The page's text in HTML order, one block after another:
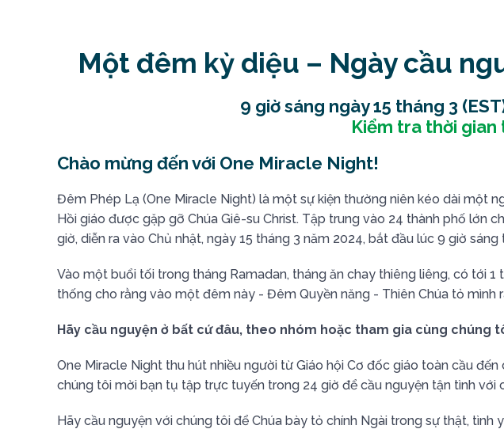
Một đêm kỳ diệu – Ngày cầu
9 giờ sáng ngày 15 tháng 3
Kiểm tra thời
Chào mừng đến với One Miracle Night!
Đêm Phép Lạ (One Miracle Night) là một sự kiện thường niên kéo dài một
Hồi giáo được gặp gỡ Chúa Giê-su Christ. Tập trung vào 24 thành phố lớn
giờ, diễn ra vào Chủ nhật, ngày 15 tháng 3 năm 2024, bắt đầu lúc 9 giờ sáng
Vào một buổi tối trong tháng Ramadan, tháng ăn chay thiêng liêng, có tới
thống cho rằng vào một đêm này - Đêm Quyền năng - Thiên Chúa tỏ mình
Hãy cầu nguyện ở bất cứ đâu, theo nhóm hoặc tham gia cùng chúng
One Miracle Night thu hút nhiều người từ Giáo hội Cơ đốc giáo toàn cầu
chúng tôi mời bạn tụ tập trực tuyến trong 24 giờ để cầu nguyện tận tình
Hãy cầu nguyện với chúng tôi để Chúa bày tỏ chính Ngài trong sự thật,